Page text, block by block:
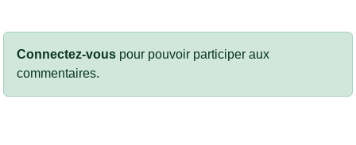
Connectez-vous pour pouvoir participer aux
commentaires.